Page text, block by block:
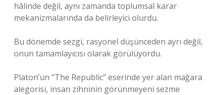
hâlinde değil, aynı zamanda toplumsal karar
mekanizmalarında da belirleyici olurdu.
Bu dönemde sezgi, rasyonel düşünceden ayrı değil,
onun tamamlayıcısı olarak görülüyordu.
Platon’un “The Republic” eserinde yer alan mağara
alegorisi, insan zihninin görünmeyeni sezme